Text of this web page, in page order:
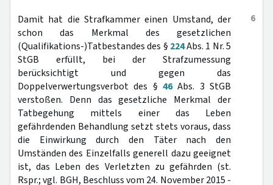
6
Damit hat die Strafkammer einen Umstand, der
schon das Merkmal des gesetzlichen
(Qualifikations-)Tatbestandes des § 224Abs. 1 Nr. 5
StGB erfüllt, bei der Strafzumessung
berücksichtigt und gegen das
Doppelverwertungsverbot des § 46Abs. 3 StGB
verstoßen. Denn das gesetzliche Merkmal der
Tatbegehung mittels einer das Leben
gefährdenden Behandlung setzt stets voraus, dass
die Einwirkung durch den Täter nach den
Umständen des Einzelfalls generell dazu geeignet
ist, das Leben des Verletzten zu gefährden (st.
Rspr.; vgl. BGH, Beschluss vom 24. November 2015 -